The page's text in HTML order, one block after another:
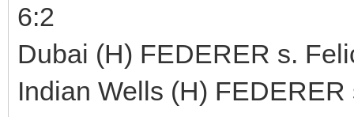
6:2
Dubai (H) FEDERER s.
Indian Wells (H)